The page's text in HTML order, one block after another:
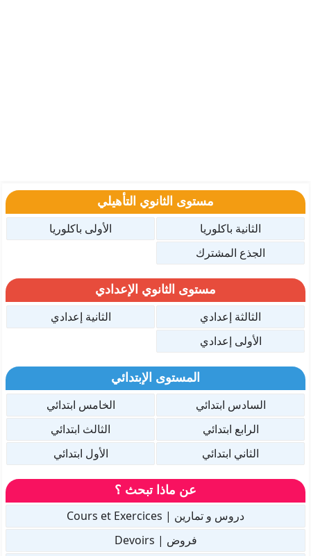
مستوى الثانوي التأهيلي
الثانية باكلوريا
الأولى باكلوريا
الجذع المشترك
مستوى الثانوي الإعدادي
الثالثة إعدادي
الثانية إعدادي
الأولى إعدادي
المستوى الإبتدائي
السادس ابتدائي
الخامس ابتدائي
الرابع ابتدائي
الثالث ابتدائي
الثاني ابتدائي
الأول ابتدائي
عن ماذا تبحث ؟
دروس و تمارين | Cours et Exercices
فروض | Devoirs